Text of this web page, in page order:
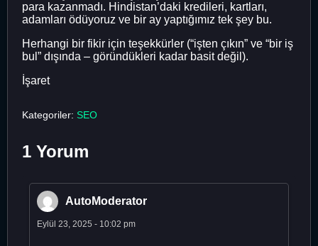
para kazanmadı. Hindistan’daki kredileri, kartları,
adamları ödüyoruz ve bir ay yaptığımız tek şey bu.
Herhangi bir fikir için teşekkürler (“işten çıkın” ve “bir iş
bul” dışında – göründükleri kadar basit değil).
İşaret
Kategoriler: SEO
1 Yorum
AutoModerator
Eylül 23, 2025 - 10:02 pm